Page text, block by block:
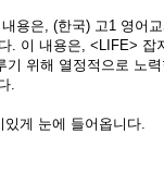
용은, (한국) 고1 영어
. 이 내용은, <LIFE> 잡
기 위해 열정적으로 노
.
게 눈에 들어옵니다.